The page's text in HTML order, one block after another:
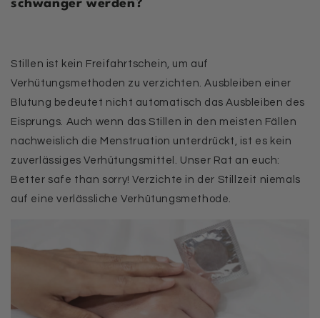
schwanger werden?
Stillen ist kein Freifahrtschein, um auf
Verhütungsmethoden zu verzichten. Ausbleiben einer
Blutung bedeutet nicht automatisch das Ausbleiben des
Eisprungs. Auch wenn das Stillen in den meisten Fällen
nachweislich die Menstruation unterdrückt, ist es kein
zuverlässiges Verhütungsmittel. Unser Rat an euch:
Better safe than sorry! Verzichte in der Stillzeit niemals
auf eine verlässliche Verhütungsmethode.